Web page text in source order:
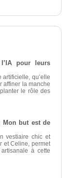
pour leurs
artificielle, qu’elle
affiner la manche
le rôle des
Mon but est de
vestiaire chic et
et Celine, permet
à cette